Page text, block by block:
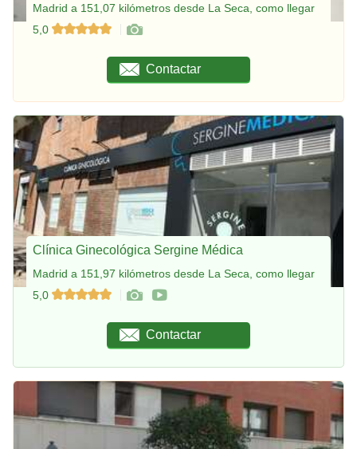
Madrid a 151,07 kilómetros desde La Seca, como llegar
5,0
Contactar
Clínica Ginecológica Sergine Médica
Madrid a 151,97 kilómetros desde La Seca, como llegar
5,0
Contactar